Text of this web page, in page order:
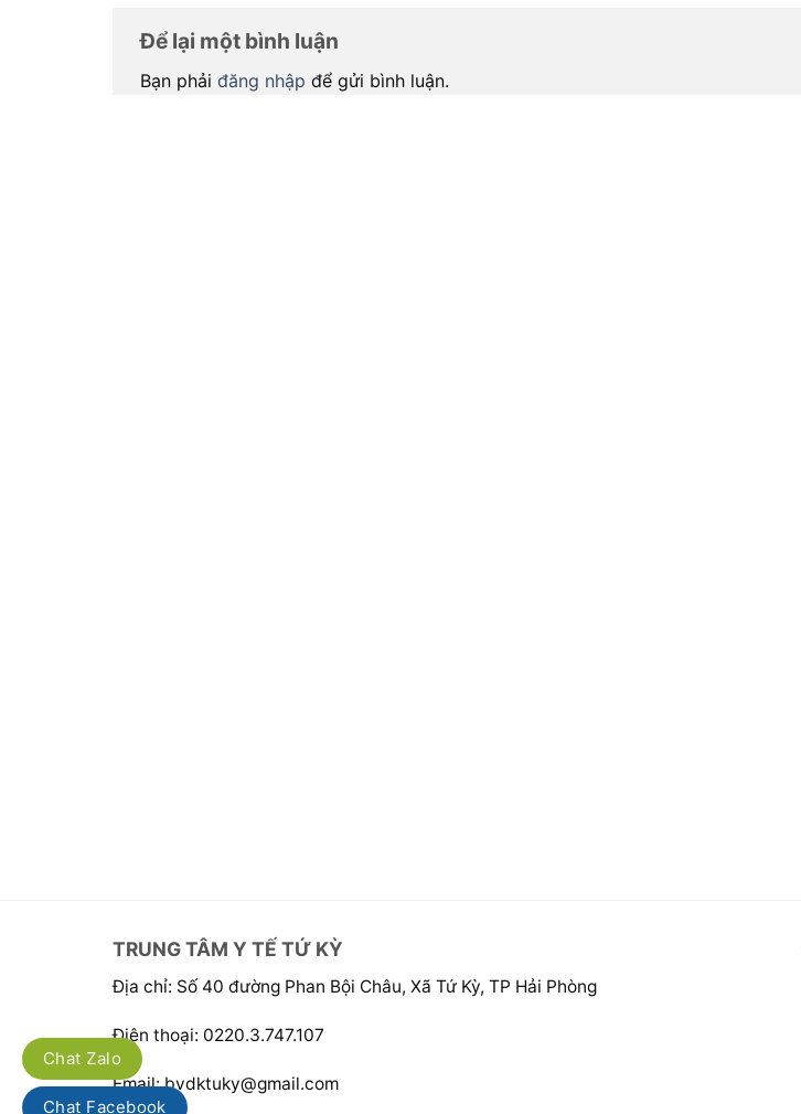
Để lại một bình luận
Bạn phải đăng nhập để gửi bình luận.
TRUNG TÂM Y TẾ TỨ KỲ
Địa chỉ: Số 40 đường Phan Bội Châu, Xã Tứ Kỳ, TP Hải Phòng
Điện thoại: 0220.3.747.107
Email: bvdktuky@gmail.com
Chat Zalo
Chat Facebook